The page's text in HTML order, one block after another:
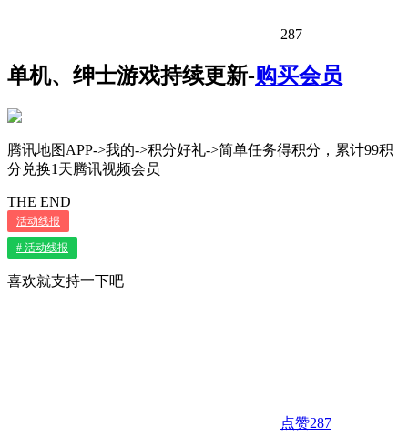
287
单机、绅士游戏持续更新-购买会员
腾讯地图APP->我的->积分好礼->简单任务得积分，累计99积
分兑换1天腾讯视频会员
THE END
活动线报
# 活动线报
喜欢就支持一下吧
点赞287